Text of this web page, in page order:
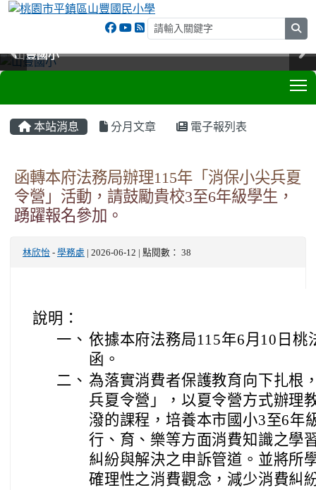
山豐國小
山豐國小
山豐國小
山豐國小
本站消息 分月文章 電子報列表
函轉本府法務局辦理115年「消保小尖兵夏
令營」活動，請鼓勵貴校3至6年級學生，
踴躍報名參加。
林欣怡 - 學務處 | 2026-06-12 | 點閱數： 38
說明：
一、 依據本府法務局115年6月10日桃
函。
二、 為落實消費者保護教育向下扎根
兵夏令營」，以夏令營方式辦理
潑的課程，培養本市國小3至6年
行、育、樂等方面消費知識之學
糾紛與解決之申訴管道。並將所
確理性之消費觀念，減少消費糾